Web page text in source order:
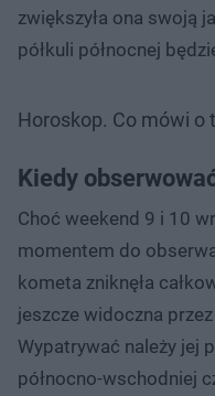
zwiększyła ona swoją
półkuli północnej
Horoskop. Co mówi o
Kiedy
Choć weekend 9 i 10
momentem do
kometa zniknęła
jeszcze widoczna
Wypatrywać należy jej
północno-wschodniej